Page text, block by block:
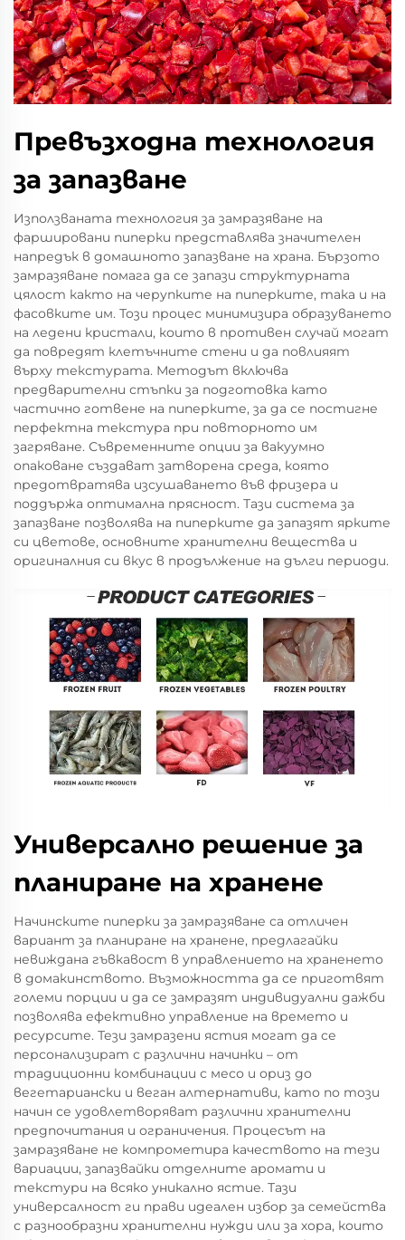
Превъзходна технология
за запазване
Използваната технология за замразяване на
фаршировани пиперки представлява значителен
напредък в домашното запазване на храна. Бързото
замразяване помага да се запази структурната
цялост както на черупките на пиперките, така и на
фасовките им. Този процес минимизира образуването
на ледени кристали, които в противен случай могат
да повредят клетъчните стени и да повлияят
върху текстурата. Методът включва
предварителни стъпки за подготовка като
частично готвене на пиперките, за да се постигне
перфектна текстура при повторното им
загряване. Съвременните опции за вакуумно
опаковане създават затворена среда, която
предотвратява изсушаването във фризера и
поддържа оптимална прясност. Тази система за
запазване позволява на пиперките да запазят ярките
си цветове, основните хранителни вещества и
оригиналния си вкус в продължение на дълги периоди.
Универсално решение за
планиране на хранене
Начинските пиперки за замразяване са отличен
вариант за планиране на хранене, предлагайки
невиждана гъвкавост в управлението на храненето
в домакинството. Възможността да се приготвят
големи порции и да се замразят индивидуални дажби
позволява ефективно управление на времето и
ресурсите. Тези замразени ястия могат да се
персонализират с различни начинки – от
традиционни комбинации с месо и ориз до
вегетариански и веган алтернативи, като по този
начин се удовлетворяват различни хранителни
предпочитания и ограничения. Процесът на
замразяване не компрометира качеството на тези
вариации, запазвайки отделните аромати и
текстури на всяко уникално ястие. Тази
универсалност ги прави идеален избор за семейства
с разнообразни хранителни нужди или за хора, които